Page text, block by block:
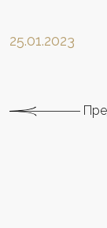
25.01.2023